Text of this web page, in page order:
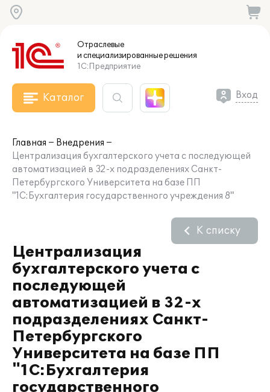
Отраслевые
и специализированныерешения
1С:Предприятие
Каталог Вход
Главная
Внедрения
Централизация бухгалтерского учета с последующей
автоматизацией в 32-х подразделениях Санкт-
Петербургского Университета на базе ПП
"1С:Бухгалтерия государственного учреждения 8"
Централизация
бухгалтерского учета с
последующей
автоматизацией в 32-х
подразделениях Санкт-
Петербургского
Университета на базе ПП
"1С:Бухгалтерия
государственного
К списку